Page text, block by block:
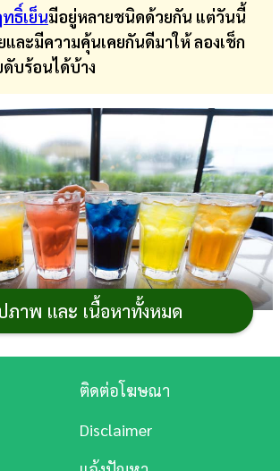
ธิ์เย็นมีอยู่หลายชนิดด้วยกัน แต่วันนี้
ละมีความคุ้นเคยกันดีมาให้ ลองเช็ก
ดับร้อนได้บ้าง
ต้องเข้ารัว ๆ เพราะหน้าร้อนเมืองไทย
ลาย หลายคนคงกำลังมองหา
ภาพ และ เนื้อหาทั้งหมด
ติดต่อโฆษณา
Disclaimer